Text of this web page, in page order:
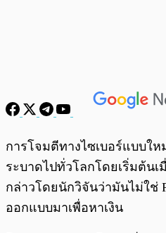
พร้อมเล่น
การโจมตีทางไซเบอร์แบบใ
ระบาดไปทั่วโลกโดยเริ่มต้น
กล่าวโดยนักวิจันว่ามันไม่ใช่
ออกแบบมาเพื่อหาเงิน